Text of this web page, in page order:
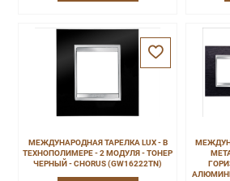
МЕЖДУНАРОДНАЯ ТАРЕЛКА LUX - В
ТЕХНОПОЛИМЕРЕ - 2 МОДУЛЯ - ТОНЕР
ЧЕРНЫЙ - CHORUS (GW16222TN)